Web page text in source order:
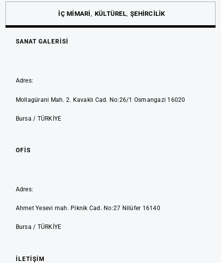
İÇ MİMARİ KÜLTÜREL ŞEHİRCİLİK
SANAT GALERİSİ
Adres:
Mollagürani Mah. 2. Kavaklı Cad. No:26/1 Osmangazi 16020
Bursa / TÜRKİYE
OFIS
Adres:
Ahmet Yesevi mah. Piknik Cad. No:27 Nilüfer 16140
Bursa / TÜRKİYE
İLETIŞIM